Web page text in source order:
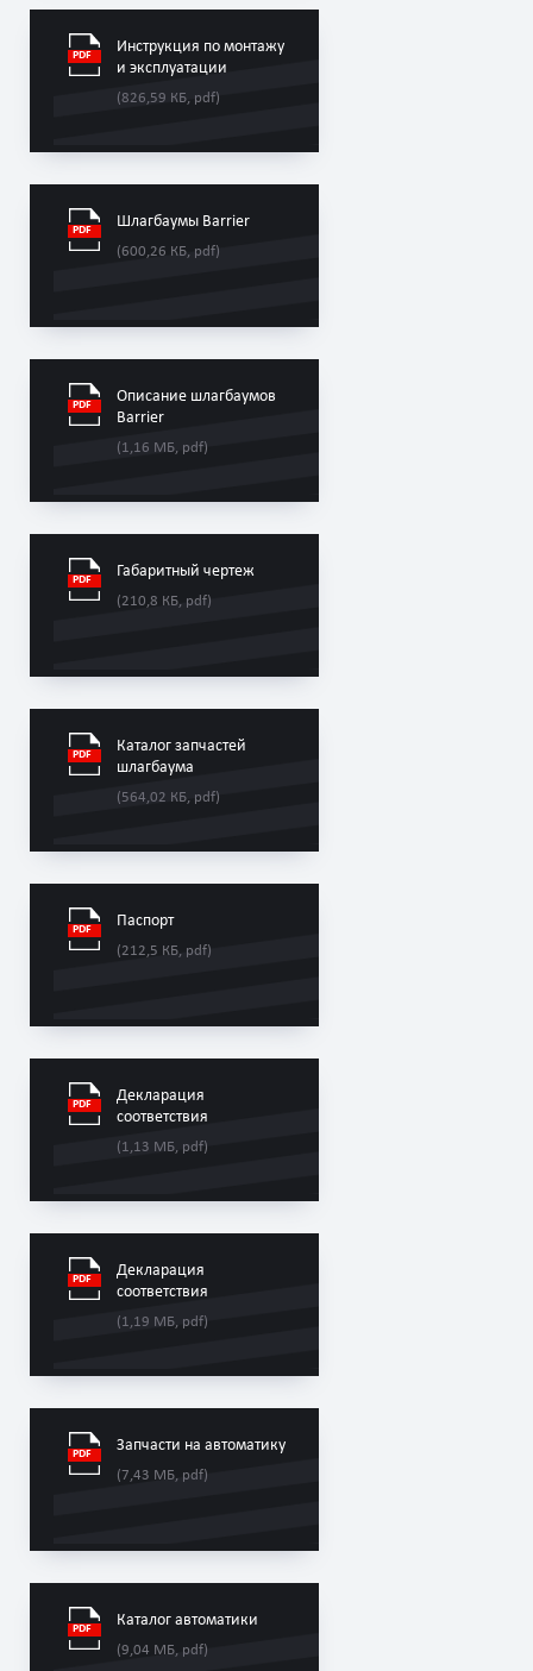
Инструкция по монтажу
и эксплуатации
(826,59 КБ, pdf)
Шлагбаумы Barrier
(600,26 КБ, pdf)
Описание шлагбаумов
Barrier
(1,16 МБ, pdf)
Габаритный чертеж
(210,8 КБ, pdf)
Каталог запчастей
шлагбаумa
(564,02 КБ, pdf)
Паспорт
(212,5 КБ, pdf)
Декларация
соответствия
(1,13 МБ, pdf)
Декларация
соответствия
(1,19 МБ, pdf)
Запчасти на автоматику
(7,43 МБ, pdf)
Каталог автоматики
(9,04 МБ, pdf)